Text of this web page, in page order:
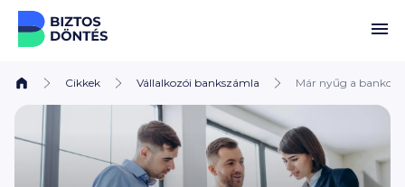
Ugrás a tartalomhoz
Cikkek Vállalkozói bankszámla Már nyűg a